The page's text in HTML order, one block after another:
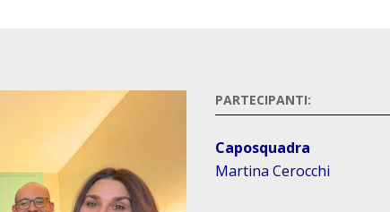
PARTECIPANTI:
Caposquadra
Martina Cerocchi